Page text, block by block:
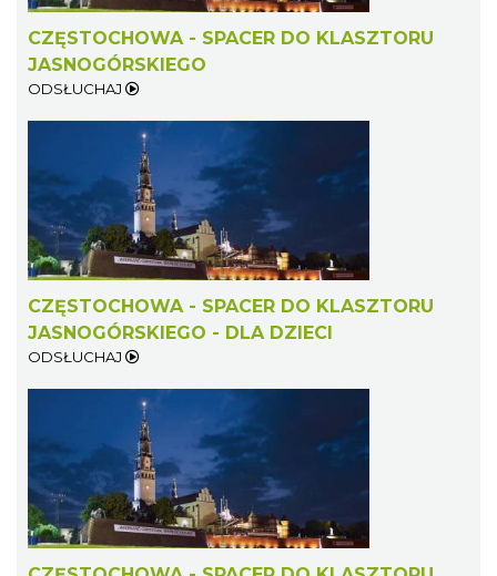
CZĘSTOCHOWA - SPACER DO KLASZTORU
JASNOGÓRSKIEGO
ODSŁUCHAJ
CZĘSTOCHOWA - SPACER DO KLASZTORU
JASNOGÓRSKIEGO - DLA DZIECI
ODSŁUCHAJ